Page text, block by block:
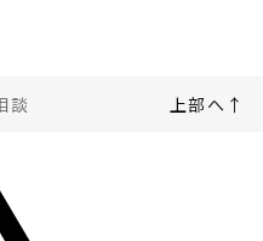
談 上部へ↑